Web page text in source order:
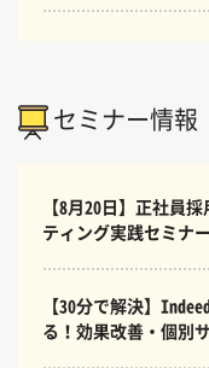
セミナー情報
【8月20日】正社員
ティング実践セミナ
【30分で解決】
る！効果改善・個別